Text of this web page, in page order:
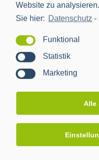
Website zu
Sie hier: Datenschutz -
Funktional
Statistik
Marketing
Alle
NEWS
Projektabschluss
Niederspannungsnetz
das Nessum 1T-Modul
Auf dem Weg zur RLM-
Industriemessungen ins